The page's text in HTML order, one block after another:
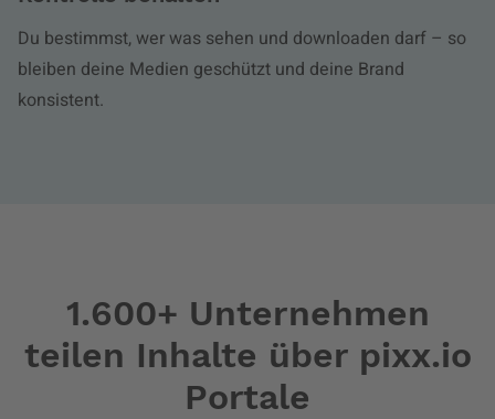
Du bestimmst, wer was sehen und downloaden darf – so
bleiben deine Medien geschützt und deine Brand
konsistent.
1.600+ Unternehmen
teilen Inhalte über pixx.io
Portale